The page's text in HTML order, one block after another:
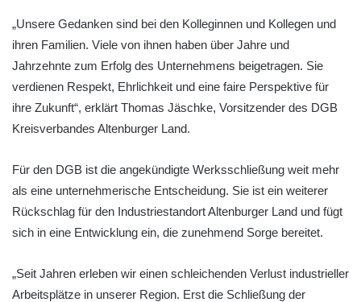
„Unsere Gedanken sind bei den Kolleginnen und Kollegen und
ihren Familien. Viele von ihnen haben über Jahre und
Jahrzehnte zum Erfolg des Unternehmens beigetragen. Sie
verdienen Respekt, Ehrlichkeit und eine faire Perspektive für
ihre Zukunft“, erklärt Thomas Jäschke, Vorsitzender des DGB
Kreisverbandes Altenburger Land.
Für den DGB ist die angekündigte Werksschließung weit mehr
als eine unternehmerische Entscheidung. Sie ist ein weiterer
Rückschlag für den Industriestandort Altenburger Land und fügt
sich in eine Entwicklung ein, die zunehmend Sorge bereitet.
„Seit Jahren erleben wir einen schleichenden Verlust industrieller
Arbeitsplätze in unserer Region. Erst die Schließung der